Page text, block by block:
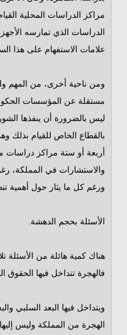
مراكز الدراسات المحلية
الدراسات الذي تمارسه
علامات الاستفهام على هذا
ومن ناحية أخرى، من المهم
مستقلة عن المؤسسات
ليس بالضرورة أن ينفذها
بالقطاع الخاص للقيام بذلك
أربعة أو ستة مراكز
والاستشارات في المملكة،
ورغم كل ما يثار حول أهمية
الأسئلة بحجم الدهشة.
هناك كمية هائلة من الأسئلة
فالهجرة تتداخل فيها الحقوق
ويتداخل فيها البعد السلبي
الهجرة من المملكة وليس